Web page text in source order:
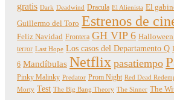
gratis Dark Deadwind Dracula El Alienista El
Guillermo del Toro Estrenos de
Feliz Navidad Frontera GH VIP 6
terror Last Hope Los casos del Departamento Q
6 Mandíbulas Netflix pasatiempo
Pinky Malinky Predator Prom Night Red Dead
Morty Test The Big Bang Theory The Sinner The